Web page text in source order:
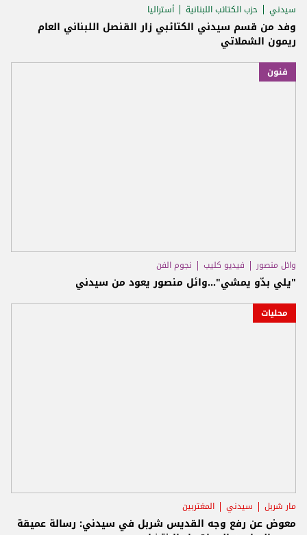
سيدني حزب الكتائب اللبنانية أستراليا
وفد من قسم سيدني الكتائبي زار القنصل اللبناني العام
ريمون الشملاتي
فنون
وائل منصور فيديو كليب نجوم الفن
"يلي بدّو يمشي"...وائل منصور يعود من سيدني
محليات
مار شربل سيدني المغتربين
معوض عن رفع وجه القديس شربل في سيدني: رسالة عميقة